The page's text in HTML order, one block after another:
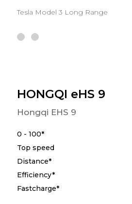
Tesla Model 3 Long Range
HONGQI eHS 9
Hongqi EHS 9
0 - 100*
Top speed
Distance*
Efficiency*
Fastcharge*